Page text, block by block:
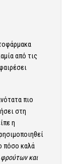
από τις
πιο
στη
η
πόσο καλά
και